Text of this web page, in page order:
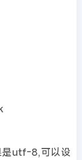
utf-8,可以设